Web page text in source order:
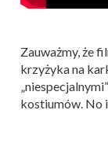
Zauważmy, że
krzyżyka na
kostiumów. No